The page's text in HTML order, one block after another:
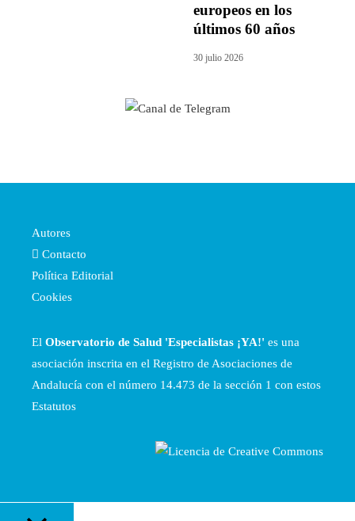
europeos en los
últimos 60 años
30 julio 2026
Autores
Contacto
Política Editorial
Cookies
El Observatorio de Salud 'Especialistas ¡YA!' es una
asociación inscrita en el Registro de Asociaciones de
Andalucía con el número 14.473 de la sección 1 con estos
Estatutos